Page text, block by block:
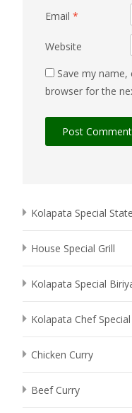
Email *
Website
Save my
browser for the
Kolapata Special
House Special Grill
Kolapata Special
Kolapata Chef
Chicken Curry
Beef Curry